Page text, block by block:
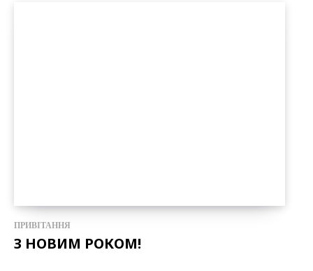
ПРИВІТАННЯ
З НОВИМ РОКОМ!